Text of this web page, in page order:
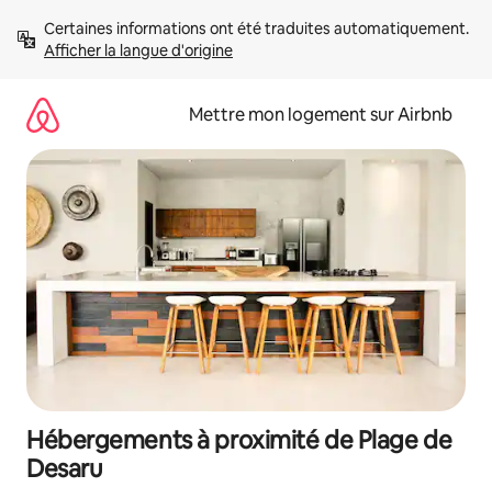
directement
Afficher la langue d'origine
Mettre mon logement sur Airbnb
Hébergements à proximité de Plage de
Desaru